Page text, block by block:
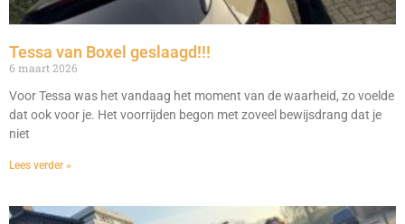
Tessa van Boxel geslaagd!!!
6 maart 2026
Voor Tessa was het vandaag het moment van de waarheid, zo voelde
dat ook voor je. Het voorrijden begon met zoveel bewijsdrang dat je
niet
Lees verder »